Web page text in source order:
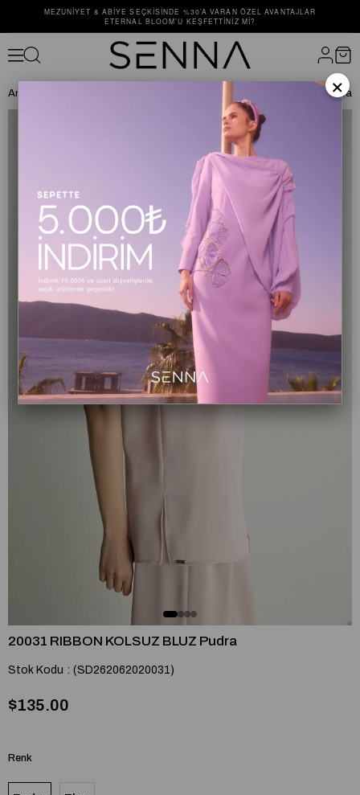
MEZUNIYET & ABIYE SEÇKISINDE %30’A VARAN ÖZEL AVANTAJLAR
ETERNAL BLOOM’U KEŞFETTINIZ MI?
Anasayfa 20031 RIBBON KOLSUZ BLUZ Pudra
20031 RIBBON KOLSUZ BLUZ Pudra
Stok Kodu (SD262062020031)
$135.00
Renk
×